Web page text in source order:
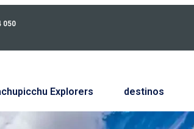
050
Explorers destinos